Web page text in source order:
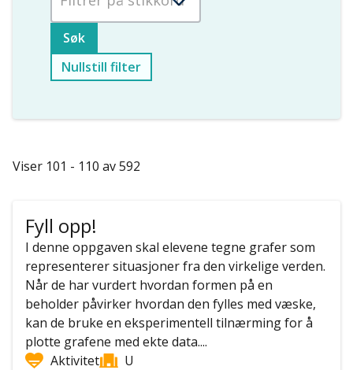
Nullstill filter
Viser 101 - 110 av 592
Fyll opp!
I denne oppgaven skal elevene tegne grafer som
representerer situasjoner fra den virkelige verden.
Når de har vurdert hvordan formen på en
beholder påvirker hvordan den fylles med væske,
kan de bruke en eksperimentell tilnærming for å
plotte grafene med ekte data....
Aktivitet
U